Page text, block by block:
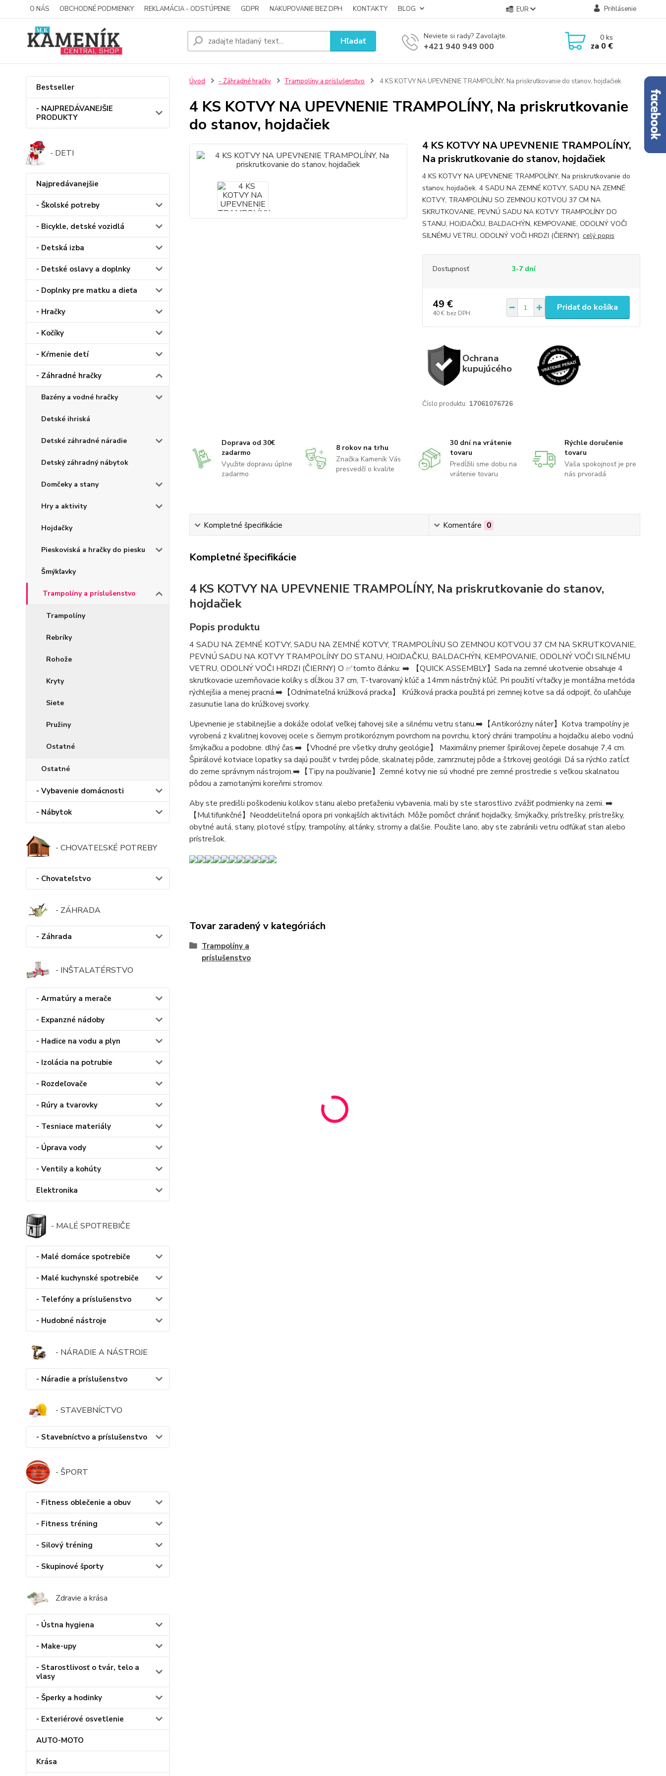
O NÁS OBCHODNÉ PODMIENKY REKLAMÁCIA - ODSTÚPENIE GDPR NAKUPOVANIE BEZ DPH KONTAKTY BLOG EUR Prihlásenie
Hľadať Neviete si rady? Zavolajte.
+421 940 949 000
0ks
za 0 €
Bestseller
- NAJPREDÁVANEJŠIE
PRODUKTY
- DETI
Najpredávanejšie
- Školské potreby
- Bicykle, detské vozidlá
- Detská izba
- Detské oslavy a doplnky
- Doplnky pre matku a dieťa
- Hračky
- Kočíky
- Kŕmenie detí
- Záhradné hračky
Bazény a vodné hračky
Detské ihriská
Detské záhradné náradie
Detský záhradný nábytok
Domčeky a stany
Hry a aktivity
Hojdačky
Pieskoviská a hračky do piesku
Šmýkľavky
Trampolíny a príslušenstvo
Trampolíny
Rebríky
Rohože
Kryty
Siete
Pružiny
Ostatné
Ostatné
- Vybavenie domácnosti
- Nábytok
- CHOVATEĽSKÉ POTREBY
- Chovateľstvo
- ZÁHRADA
- Záhrada
- INŠTALATÉRSTVO
- Armatúry a merače
- Expanzné nádoby
- Hadice na vodu a plyn
- Izolácia na potrubie
- Rozdeľovače
- Rúry a tvarovky
- Tesniace materiály
- Úprava vody
- Ventily a kohúty
Elektronika
- MALÉ SPOTREBIČE
- Malé domáce spotrebiče
- Malé kuchynské spotrebiče
- Telefóny a príslušenstvo
- Hudobné nástroje
- NÁRADIE A NÁSTROJE
- Náradie a príslušenstvo
- STAVEBNÍCTVO
- Stavebníctvo a príslušenstvo
- ŠPORT
- Fitness oblečenie a obuv
- Fitness tréning
- Silový tréning
- Skupinové športy
Zdravie a krása
- Ústna hygiena
- Make-upy
- Starostlivosť o tvár, telo a
vlasy
- Šperky a hodinky
- Exteriérové osvetlenie
AUTO-MOTO
Krása
Úvod - Záhradné hračky Trampolíny a príslušenstvo 4 KS KOTVY NA UPEVNENIE TRAMPOLÍNY, Na priskrutkovanie do stanov, hojdačiek
4 KS KOTVY NA UPEVNENIE TRAMPOLÍNY, Na priskrutkovanie
do stanov, hojdačiek
4 KS KOTVY NA UPEVNENIE TRAMPOLÍNY,
Na priskrutkovanie do stanov, hojdačiek
4 KS KOTVY NA UPEVNENIE TRAMPOLÍNY, Na priskrutkovanie do
stanov, hojdačiek. 4 SADU NA ZEMNÉ KOTVY, SADU NA ZEMNÉ
KOTVY, TRAMPOLÍNU SO ZEMNOU KOTVOU 37 CM NA
SKRUTKOVANIE, PEVNÚ SADU NA KOTVY TRAMPOLÍNY DO
STANU, HOJDAČKU, BALDACHÝN, KEMPOVANIE, ODOLNÝ VOČI
SILNÉMU VETRU, ODOLNÝ VOČI HRDZI (ČIERNY). celý popis
Dostupnosť 3-7 dní
49 €
40 € bez DPH
Pridať do košíka
Ochrana
kupujúcého
Číslo produktu: 17061076726
Doprava od 30€
zadarmo
Využite dopravu úplne
zadarmo
8 rokov na trhu
Značka Kameník Vás
presvedčí o kvalite
30 dní na vrátenie
tovaru
Predĺžili sme dobu na
vrátenie tovaru
Rýchle doručenie
tovaru
Vaša spokojnosť je pre
nás prvoradá
Kompletné špecifikácie Komentáre 0
Kompletné špecifikácie
4 KS KOTVY NA UPEVNENIE TRAMPOLÍNY, Na priskrutkovanie do stanov,
hojdačiek
Popis produktu
4 SADU NA ZEMNÉ KOTVY, SADU NA ZEMNÉ KOTVY, TRAMPOLÍNU SO ZEMNOU KOTVOU 37 CM NA SKRUTKOVANIE,
PEVNÚ SADU NA KOTVY TRAMPOLÍNY DO STANU, HOJDAČKU, BALDACHÝN, KEMPOVANIE, ODOLNÝ VOČI SILNÉMU
VETRU, ODOLNÝ VOČI HRDZI (ČIERNY) O ✅tomto článku: ➡️ 【QUICK ASSEMBLY】Sada na zemné ukotvenie obsahuje 4
skrutkovacie uzemňovacie kolíky s dĺžkou 37 cm, T-tvarovaný kľúč a 14mm nástrčný kľúč. Pri použití vŕtačky je montážna metóda
rýchlejšia a menej pracná.➡️【Odnímateľná krúžková pracka】 Krúžková pracka použitá pri zemnej kotve sa dá odpojiť, čo uľahčuje
zasunutie lana do krúžkovej svorky.
Upevnenie je stabilnejšie a dokáže odolať veľkej ťahovej sile a silnému vetru stanu.➡️【Antikorózny náter】Kotva trampolíny je
vyrobená z kvalitnej kovovej ocele s čiernym protikoróznym povrchom na povrchu, ktorý chráni trampolínu a hojdačku alebo vodnú
šmýkačku a podobne. dlhý čas.➡️【Vhodné pre všetky druhy geológie】 Maximálny priemer špirálovej čepele dosahuje 7,4 cm.
Špirálové kotviace lopatky sa dajú použiť v tvrdej pôde, skalnatej pôde, zamrznutej pôde a štrkovej geológii. Dá sa rýchlo zatĺcť
do zeme správnym nástrojom.➡️【Tipy na používanie】Zemné kotvy nie sú vhodné pre zemné prostredie s veľkou skalnatou
pôdou a zamotanými koreňmi stromov.
Aby ste predišli poškodeniu kolíkov stanu alebo preťaženiu vybavenia, mali by ste starostlivo zvážiť podmienky na zemi. ➡️
【Multifunkčné】Neoddeliteľná opora pri vonkajších aktivitách. Môže pomôcť chrániť hojdačky, šmýkačky, prístrešky, prístrešky,
obytné autá, stany, plotové stĺpy, trampolíny, altánky, stromy a ďalšie. Použite lano, aby ste zabránili vetru odfúkať stan alebo
prístrešok.
Tovar zaradený v kategóriách
Trampolíny a
príslušenstvo